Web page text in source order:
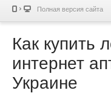
Полная версия сайта
Как купить
интернет
Украине